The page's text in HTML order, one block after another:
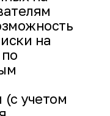
на
учетом